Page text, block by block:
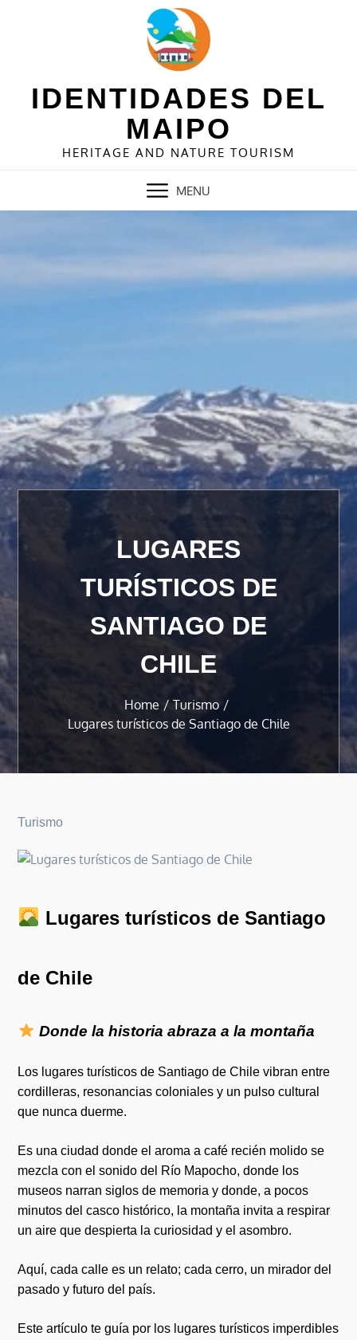
IDENTIDADES DEL
MAIPO
HERITAGE AND NATURE TOURISM
MENU
LUGARES
TURÍSTICOS DE
SANTIAGO DE
CHILE
Home
Turismo
Lugares turísticos de Santiago de Chile
Turismo
Lugares turísticos de Santiago
de Chile
Donde la historia abraza a la montaña
Los lugares turísticos de Santiago de Chile vibran entre
cordilleras, resonancias coloniales y un pulso cultural
que nunca duerme.
Es una ciudad donde el aroma a café recién molido se
mezcla con el sonido del Río Mapocho, donde los
museos narran siglos de memoria y donde, a pocos
minutos del casco histórico, la montaña invita a respirar
un aire que despierta la curiosidad y el asombro.
Aquí, cada calle es un relato; cada cerro, un mirador del
pasado y futuro del país.
Este artículo te guía por los lugares turísticos imperdibles